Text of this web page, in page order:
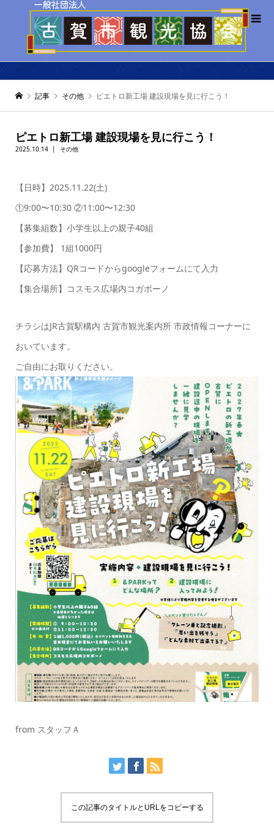
記事 その他 ピエトロ新工場 建設現場を見に行こう！
ピエトロ新工場 建設現場を見に行こう！
2025.10.14 その他
【日時】2025.11.22(土)
①9:00〜10:30 ②11:00〜12:30
【募集組数】小学生以上の親子40組
【参加費】 1組1000円
【応募方法】QRコードからgoogleフォームにて入力
【集合場所】コスモス広場内コガボーノ
チラシはJR古賀駅構内 古賀市観光案内所 市政情報コーナーに
おいています。
ご自由にお取りください。
from スタッフＡ
この記事のタイトルとURLをコピーする